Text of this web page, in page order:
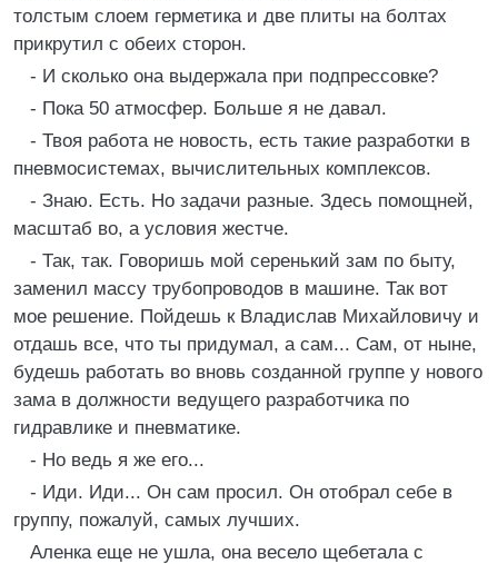
толстым слоем герметика и две плиты на болтах
прикрутил с обеих сторон.
- И сколько она выдержала при подпрессовке?
- Пока 50 атмосфер. Больше я не давал.
- Твоя работа не новость, есть такие разработки в
пневмосистемах, вычислительных комплексов.
- Знаю. Есть. Но задачи разные. Здесь помощней,
масштаб во, а условия жестче.
- Так, так. Говоришь мой серенький зам по быту,
заменил массу трубопроводов в машине. Так вот
мое решение. Пойдешь к Владислав Михайловичу и
отдашь все, что ты придумал, а сам... Сам, от ныне,
будешь работать во вновь созданной группе у нового
зама в должности ведущего разработчика по
гидравлике и пневматике.
- Но ведь я же его...
- Иди. Иди... Он сам просил. Он отобрал себе в
группу, пожалуй, самых лучших.
Аленка еще не ушла, она весело щебетала с